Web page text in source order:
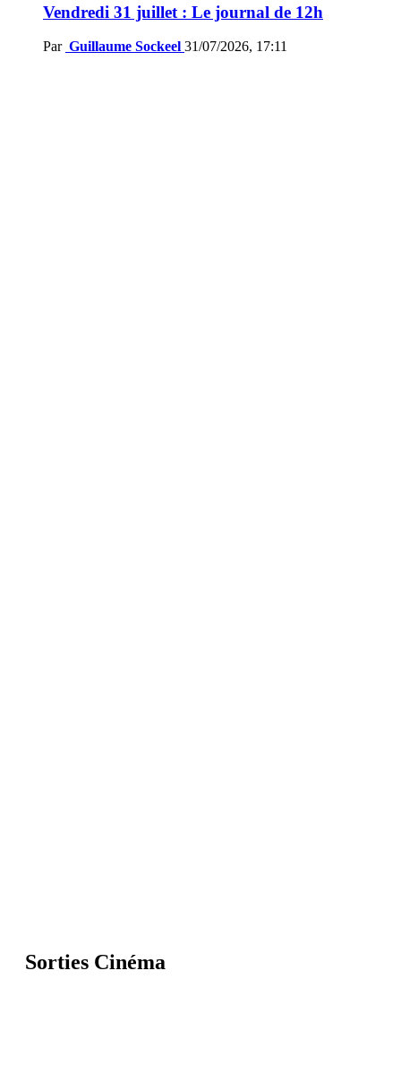
Vendredi 31 juillet : Le journal de 12h
Par Guillaume Sockeel 31/07/2026, 17:11
Sorties Cinéma